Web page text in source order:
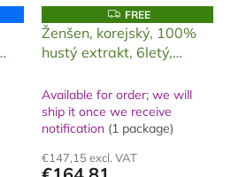
F
R
E
E
FREE
Ženšen, korejský, 100%
hustý extrakt, 6letý,
g
Available for order; we will
ship it once we receive
notification (1 package)
€147,15 excl. VAT